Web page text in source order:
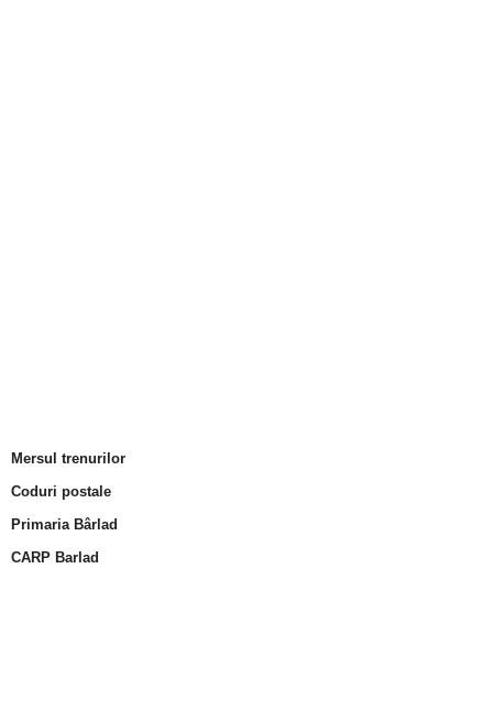
Mersul trenurilor
Coduri postale
Primaria Bârlad
CARP Barlad